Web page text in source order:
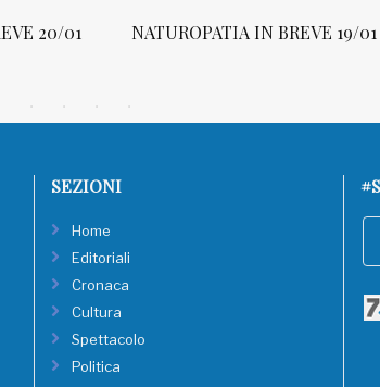
IN BREVE 19/01 NATUROPATIA IN
SEZIONI
Home
Editoriali
Cronaca
Cultura
Spettacolo
Politica